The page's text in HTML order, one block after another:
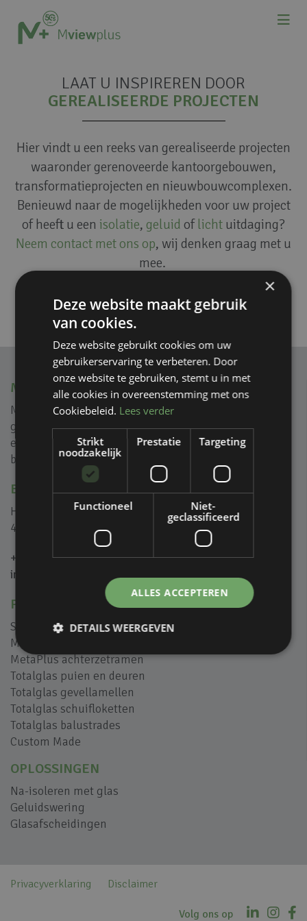
LAAT U INSPIREREN DOOR
GEREALISEERDE PROJECTEN
Hier vindt u een reeks van gerealiseerde projecten
waaronder gerenoveerde kantoorgebouwen,
transformatieprojecten en nieuwbouwcomplexen.
Benieuwd naar de mogelijkheden voor uw project
of heeft u een isolatie, geluid oflicht uitdaging?
Neem contact met ons op, wij denken graag met u
mee.
MVIEW+
Mview+ is gespecialiseerd in rank geprofileerde
glasoplossingen voor (na) isolatie, reductie van geluid
en creëren van ongeïsoleerde glazen puien voor zowel
binnen als buiten.
BEL OF MAIL ONS
Het Eek 5B
4004 LM Tiel
+31 (0)344 446 000
info@mviewplus.nl
PRODUCTEN
SilentAir geluidsschermen
M-view balkonbeglazing
MetaPlus achterzetramen
Totalglas puien en deuren
Totalglas gevellamellen
Totalglas schuifloketten
Totalglas balustrades
Custom Made
OPLOSSINGEN
Na-isoleren met glas
Geluidswering
Glasafscheidingen
Privacyverklaring Disclaimer
Volg ons op
×
Deze website maakt gebruik
van cookies.
Deze website gebruikt cookies om uw
gebruikerservaring te verbeteren. Door
onze website te gebruiken, stemt u in met
alle cookies in overeenstemming met ons
Cookiebeleid. Lees verder
Strikt
noodzakelijk
Prestatie Targeting
Functioneel
Niet-
geclassificeerd
ALLES ACCEPTEREN
DETAILS WEERGEVEN